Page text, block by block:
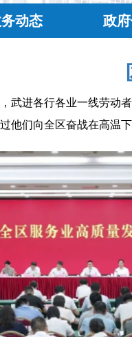
动态 政
武进各行各业一线劳动
他们向全区奋战在高温